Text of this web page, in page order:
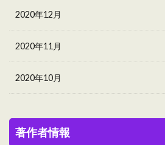
2020年12月
2020年11月
2020年10月
著作者情報